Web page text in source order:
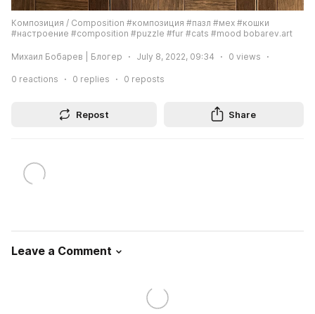
Композиция / Composition #композиция #пазл #мех #кошки
#настроение #composition #puzzle #fur #cats #mood bobarev.art
Михаил Бобарев | Блогер July 8, 2022, 09:34 0 views
0 reactions 0 replies 0 reposts
Repost Share
Leave a Comment